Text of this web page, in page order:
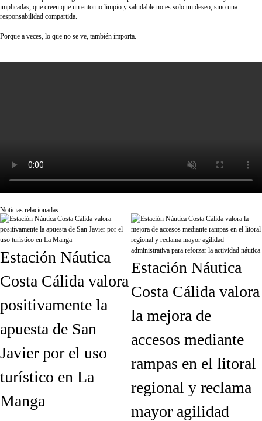
implicadas, que creen que un entorno limpio y saludable no es solo un deseo, sino una
responsabilidad compartida.
Porque a veces, lo que no se ve, también importa.
Noticias relacionadas
Estación Náutica
Costa Cálida valora
positivamente la
apuesta de San
Javier por el uso
turístico en La
Manga
Estación Náutica
Costa Cálida valora
la mejora de
accesos mediante
rampas en el litoral
regional y reclama
mayor agilidad